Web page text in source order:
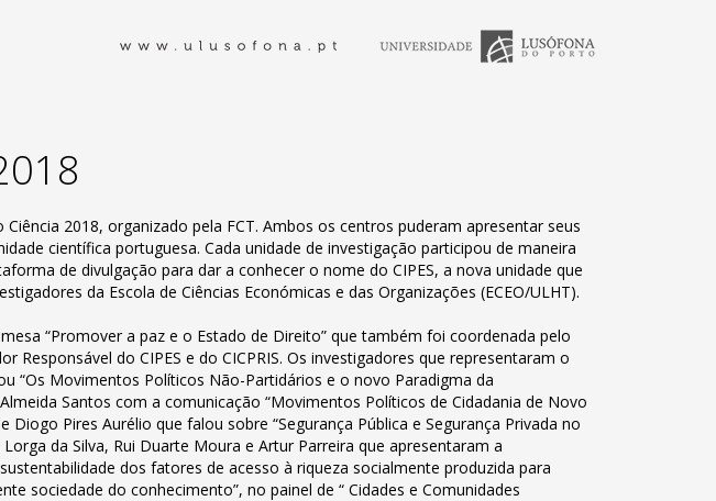
Ciência 2018, organizado pela FCT. Ambos os centros puderam apresentar seus
científica portuguesa. Cada unidade de investigação participou de maneira
de divulgação para dar a conhecer o nome do CIPES, a nova unidade que
da Escola de Ciências Económicas e das Organizações (ECEO/ULHT).
“Promover a paz e o Estado de Direito” que também foi coordenada pelo
Responsável do CIPES e do CICPRIS. Os investigadores que representaram o
“Os Movimentos Políticos Não-Partidários e o novo Paradigma da
Santos com a comunicação “Movimentos Políticos de Cidadania de Novo
Pires Aurélio que falou sobre “Segurança Pública e Segurança Privada no
Lorga da Silva, Rui Duarte Moura e Artur Parreira que apresentaram a
dos fatores de acesso à riqueza socialmente produzida para
sociedade do conhecimento”, no painel de “ Cidades e Comunidades